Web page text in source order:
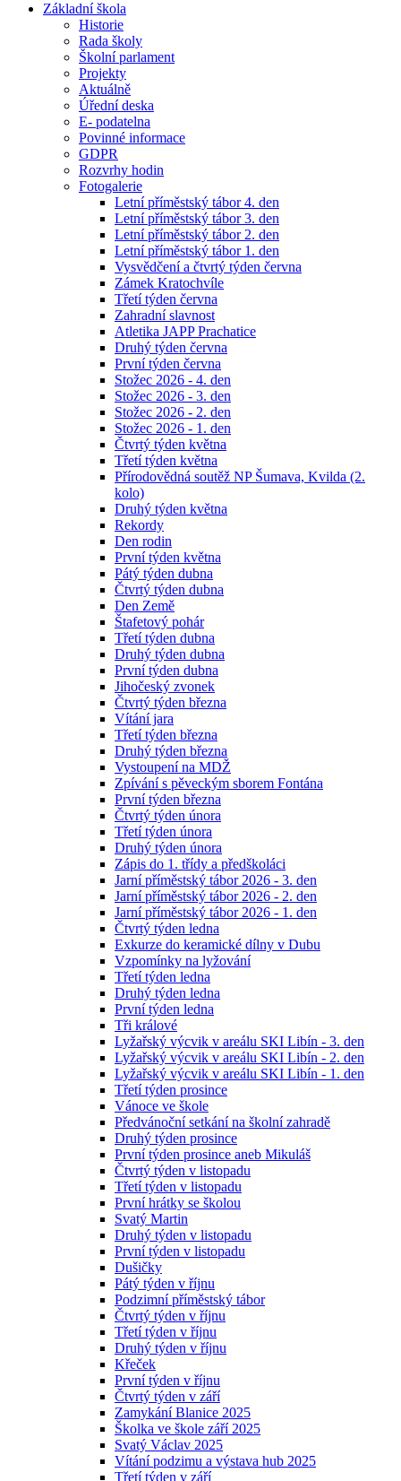
Základní škola
Historie
Rada školy
Školní parlament
Projekty
Aktuálně
Úřední deska
E- podatelna
Povinné informace
GDPR
Rozvrhy hodin
Fotogalerie
Letní příměstský tábor 4. den
Letní příměstský tábor 3. den
Letní příměstský tábor 2. den
Letní příměstský tábor 1. den
Vysvědčení a čtvrtý týden června
Zámek Kratochvíle
Třetí týden června
Zahradní slavnost
Atletika JAPP Prachatice
Druhý týden června
První týden června
Stožec 2026 - 4. den
Stožec 2026 - 3. den
Stožec 2026 - 2. den
Stožec 2026 - 1. den
Čtvrtý týden května
Třetí týden května
Přírodovědná soutěž NP Šumava, Kvilda (2.
kolo)
Druhý týden května
Rekordy
Den rodin
První týden května
Pátý týden dubna
Čtvrtý týden dubna
Den Země
Štafetový pohár
Třetí týden dubna
Druhý týden dubna
První týden dubna
Jihočeský zvonek
Čtvrtý týden března
Vítání jara
Třetí týden března
Druhý týden března
Vystoupení na MDŽ
Zpívání s pěveckým sborem Fontána
První týden března
Čtvrtý týden února
Třetí týden února
Druhý týden února
Zápis do 1. třídy a předškoláci
Jarní příměstský tábor 2026 - 3. den
Jarní příměstský tábor 2026 - 2. den
Jarní příměstský tábor 2026 - 1. den
Čtvrtý týden ledna
Exkurze do keramické dílny v Dubu
Vzpomínky na lyžování
Třetí týden ledna
Druhý týden ledna
První týden ledna
Tři králové
Lyžařský výcvik v areálu SKI Libín - 3. den
Lyžařský výcvik v areálu SKI Libín - 2. den
Lyžařský výcvik v areálu SKI Libín - 1. den
Třetí týden prosince
Vánoce ve škole
Předvánoční setkání na školní zahradě
Druhý týden prosince
První týden prosince aneb Mikuláš
Čtvrtý týden v listopadu
Třetí týden v listopadu
První hrátky se školou
Svatý Martin
Druhý týden v listopadu
První týden v listopadu
Dušičky
Pátý týden v říjnu
Podzimní příměstský tábor
Čtvrtý týden v říjnu
Třetí týden v říjnu
Druhý týden v říjnu
Křeček
První týden v říjnu
Čtvrtý týden v září
Zamykání Blanice 2025
Školka ve škole září 2025
Svatý Václav 2025
Vítání podzimu a výstava hub 2025
Třetí týden v září